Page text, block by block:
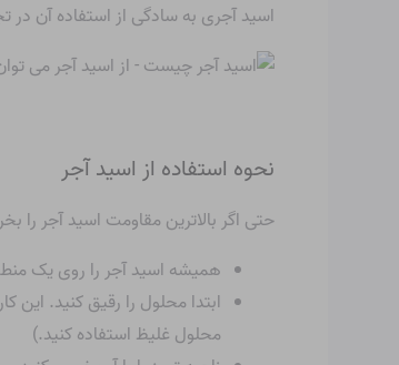
اسید آجری به سادگی از استفاده آن
نحوه استفاده از اسید آجر
حتی اگر بالاترین مقاومت اسید آجر را
همیشه اسید آجر را روی یک
ابتدا محلول را رقیق کنید.
محلول غلیظ استفاده کنید.)